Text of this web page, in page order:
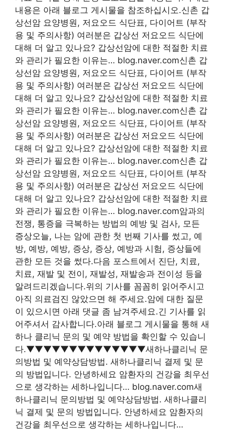
내용은 아래 블로그 게시물을 참조하십시오.신촌 갑
상선암 요양병원, 저요오드 식단표, 다이어트 (부작
용 및 주의사항) 여러분은 갑상선 저요오드 식단에
대해 더 알고 있나요? 갑상선암에 대한 적절한 치료
와 관리가 필요한 이유는… blog.naver.com신촌 갑
상선암 요양병원, 저요오드 식단표, 다이어트 (부작
용 및 주의사항) 여러분은 갑상선 저요오드 식단에
대해 더 알고 있나요? 갑상선암에 대한 적절한 치료
와 관리가 필요한 이유는… blog.naver.com신촌 갑
상선암 요양병원, 저요오드 식단표, 다이어트 (부작
용 및 주의사항) 여러분은 갑상선 저요오드 식단에
대해 더 알고 있나요? 갑상선암에 대한 적절한 치료
와 관리가 필요한 이유는… blog.naver.com신촌 갑
상선암 요양병원, 저요오드 식단표, 다이어트 (부작
용 및 주의사항) 여러분은 갑상선 저요오드 식단에
대해 더 알고 있나요? 갑상선암에 대한 적절한 치료
와 관리가 필요한 이유는… blog.naver.com암과의
전쟁, 통증을 극복하는 방법의 예방 및 검사, 모든
증상오늘, 나는 암에 관한 첫 번째 기사를 썼고, 예
방, 예방, 예방, 증상, 증상, 예방과 시험, 증상들에
관한 모든 것을 썼다.다음 포스트에서 진단, 치료,
치료, 재발 및 전이, 재발성, 재발송과 전이성 등을
알려드리겠습니다.위의 기사를 꼼꼼히 읽어주시고
아직 의료검진 않았으면 해 주세요.암에 대한 질문
이 있으시면 아래 댓글 좀 남겨주세요.긴 기사를 읽
어주셔서 감사합니다.아래 블로그 게시물을 통해 새
하나 클리닉 문의 및 예약 방법을 확인할 수 있습니
다.▼▼▼▼▼▼▼▼▼▼▼▼▼▼새하나클리닉 문
의방법 및 예약상담방법. 새하나클리닉 결제 및 문
의 방법입니다. 안녕하세요 암환자의 건강을 최우선
으로 생각하는 세하나입니다… blog.naver.com새
하나클리닉 문의방법 및 예약상담방법. 새하나클리
닉 결제 및 문의 방법입니다. 안녕하세요 암환자의
건강을 최우선으로 생각하는 세하나입니다…